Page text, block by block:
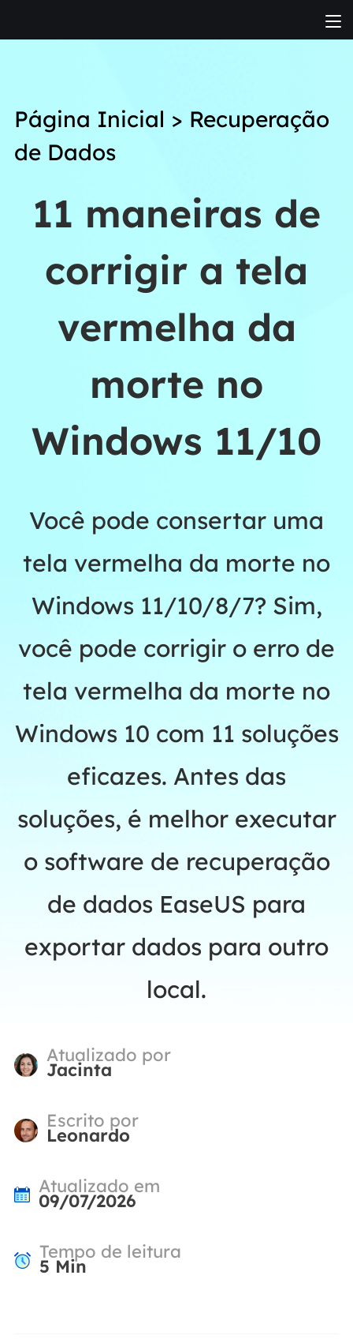
Página Inicial > Recuperação
de Dados
11 maneiras de
corrigir a tela
vermelha da
morte no
Windows 11/10
Você pode consertar uma
tela vermelha da morte no
Windows 11/10/8/7? Sim,
você pode corrigir o erro de
tela vermelha da morte no
Windows 10 com 11 soluções
eficazes. Antes das
soluções, é melhor executar
o software de recuperação
de dados EaseUS para
exportar dados para outro
local.
Atualizado por
Jacinta
Escrito por
Leonardo
Atualizado em
09/07/2026
Tempo de leitura
5 Min